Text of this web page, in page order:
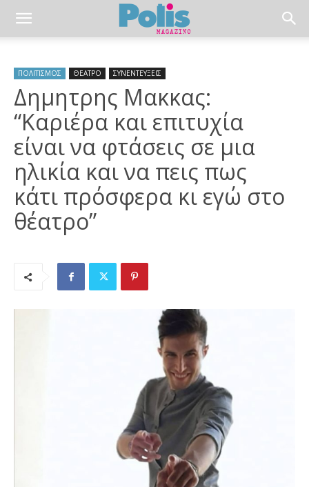
ΠΟΛΙΤΙΣΜΟΣ ΘΕΑΤΡΟ ΣΥΝΕΝΤΕΥΞΕΙΣ
Δημητρης Μακκας:
“Καριέρα και επιτυχία
είναι να φτάσεις σε μια
ηλικία και να πεις πως
κάτι πρόσφερα κι εγώ στο
θέατρο”